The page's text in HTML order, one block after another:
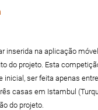
inserida na aplicação
do projeto. Esta
inicial, ser feita apenas
casas em Istambul
do projeto.